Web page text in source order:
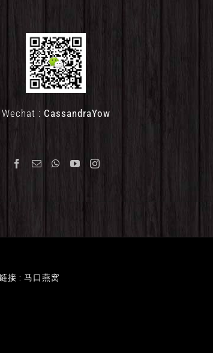
Wechat : CassandraYow
接 : 马口燕窝